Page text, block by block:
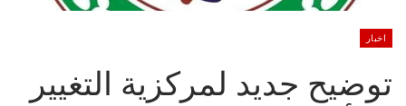
اخبار
توضيح جديد لمركزية التغيير